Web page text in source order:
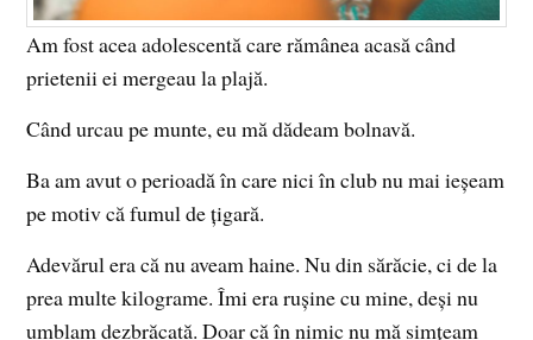
Am fost acea adolescentă care rămânea acasă când
prietenii ei mergeau la plajă.
Când urcau pe munte, eu mă dădeam bolnavă.
Ba am avut o perioadă în care nici în club nu mai ieșeam
pe motiv că fumul de țigară.
Adevărul era că nu aveam haine. Nu din sărăcie, ci de la
prea multe kilograme. Îmi era rușine cu mine, deși nu
umblam dezbrăcată. Doar că în nimic nu mă simțeam